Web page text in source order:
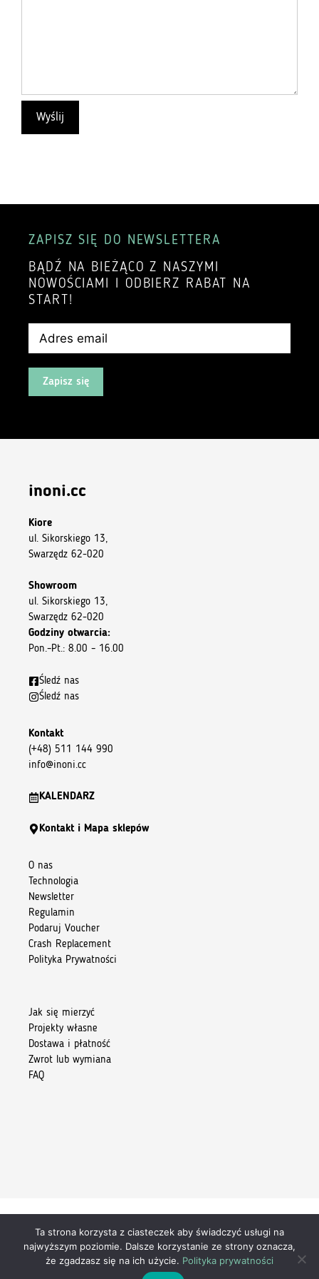
ZAPISZ SIĘ DO NEWSLETTERA
BĄDŹ NA BIEŻĄCO Z NASZYMI
NOWOŚCIAMI I ODBIERZ RABAT NA
START!
Zapisz się
inoni.cc
Kiore
ul. Sikorskiego 13,
Swarzędz 62-020
Showroom
ul. Sikorskiego 13,
Swarzędz 62-020
Godziny otwarcia:
Pon.–Pt.: 8.00 – 16.00
Śledź nas
Śledź nas
Kontakt
(+48) 511 144 990
info@inoni.cc
KALENDARZ
Kontakt i Mapa sklepów
O nas
Technologia
Newsletter
Regulamin
Podaruj Voucher
Crash Replacement
Polityka Prywatności
Jak się mierzyć
Projekty własne
Dostawa i płatność
Zwrot lub wymiana
FAQ
Copyright 2026 © Kiore Tomasz Skoczylas
Ta strona korzysta z ciasteczek aby świadczyć usługi na
najwyższym poziomie. Dalsze korzystanie ze strony oznacza,
że zgadzasz się na ich użycie. Polityka prywatności